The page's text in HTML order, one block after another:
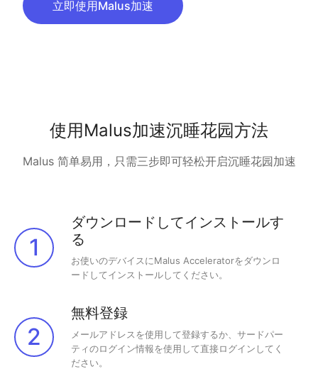
立即使用Malus加速
使用Malus加速沉睡花园方法
Malus 简单易用，只需三步即可轻松开启沉睡花园加速
1
ダウンロードしてインストールす
る
お使いのデバイスにMalus Acceleratorをダウンロ
ードしてインストールしてください。
2
無料登録
メールアドレスを使用して登録するか、サードパー
ティのログイン情報を使用して直接ログインしてく
ださい。